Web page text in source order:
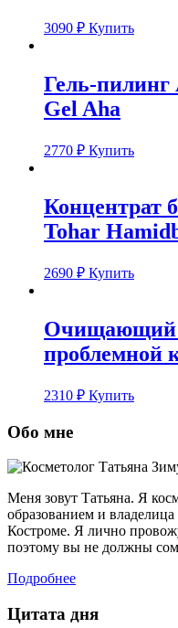
3090 ₽ Купить
Гель-
Gel Aha
2770 ₽ Купить
Концентрат
Tohar
2690 ₽ Купить
Очищающий
проблемной
2310 ₽ Купить
Обо мне
Меня зовут Татьяна. Я
образованием и
Костроме. Я лично
поэтому вы не должны
Подробнее
Цитата дня